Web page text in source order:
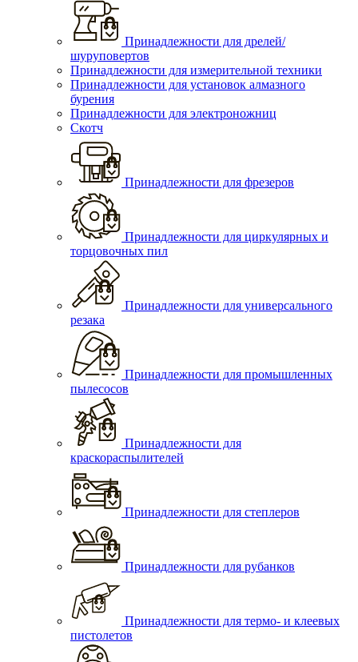
Принадлежности для дрелей/
шуруповертов
Принадлежности для измерительной техники
Принадлежности для установок алмазного
бурения
Принадлежности для электроножниц
Скотч
Принадлежности для фрезеров
Принадлежности для циркулярных и
торцовочных пил
Принадлежности для универсального
резака
Принадлежности для промышленных
пылесосов
Принадлежности для
краскораспылителей
Принадлежности для степлеров
Принадлежности для рубанков
Принадлежности для термо- и клеевых
пистолетов